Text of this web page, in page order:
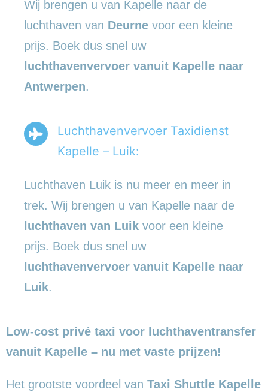
Wij brengen u van Kapelle naar de
luchthaven van Deurne voor een kleine
prijs. Boek dus snel uw
luchthavenvervoer vanuit Kapelle naar
Antwerpen.
Luchthavenvervoer Taxidienst
Kapelle – Luik:
Luchthaven Luik is nu meer en meer in
trek. Wij brengen u van Kapelle naar de
luchthaven van Luik voor een kleine
prijs. Boek dus snel uw
luchthavenvervoer vanuit Kapelle naar
Luik.
Low-cost privé taxi voor luchthaventransfer
vanuit Kapelle – nu met vaste prijzen!
Het grootste voordeel van Taxi Shuttle Kapelle